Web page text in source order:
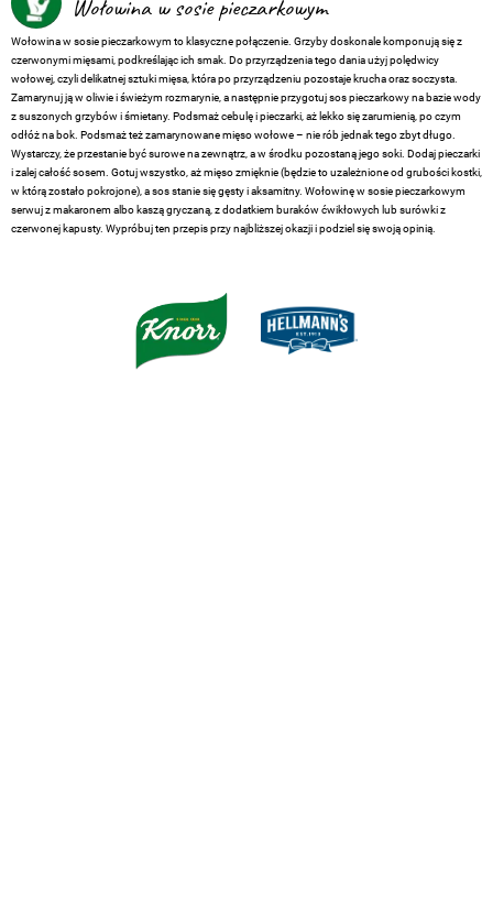
Wołowina w sosie pieczarkowym
Wołowina w sosie pieczarkowym to klasyczne połączenie. Grzyby doskonale komponują się z
czerwonymi mięsami, podkreślając ich smak. Do przyrządzenia tego dania użyj polędwicy
wołowej, czyli delikatnej sztuki mięsa, która po przyrządzeniu pozostaje krucha oraz soczysta.
Zamarynuj ją w oliwie i świeżym rozmarynie, a następnie przygotuj sos pieczarkowy na bazie wody
z suszonych grzybów i śmietany. Podsmaż cebulę i pieczarki, aż lekko się zarumienią, po czym
odłóż na bok. Podsmaż też zamarynowane mięso wołowe – nie rób jednak tego zbyt długo.
Wystarczy, że przestanie być surowe na zewnątrz, a w środku pozostaną jego soki. Dodaj pieczarki
i zalej całość sosem. Gotuj wszystko, aż mięso zmięknie (będzie to uzależnione od grubości kostki,
w którą zostało pokrojone), a sos stanie się gęsty i aksamitny. Wołowinę w sosie pieczarkowym
serwuj z makaronem albo kaszą gryczaną, z dodatkiem buraków ćwikłowych lub surówki z
czerwonej kapusty. Wypróbuj ten przepis przy najbliższej okazji i podziel się swoją opinią.